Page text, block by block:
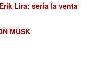
Lira: sería la venta
MUSK